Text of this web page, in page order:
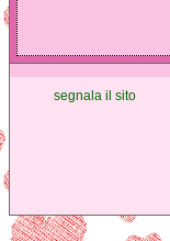
segnala il sito